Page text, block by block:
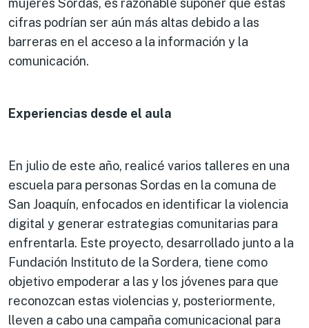
mujeres Sordas, es razonable suponer que estas
cifras podrían ser aún más altas debido a las
barreras en el acceso a la información y la
comunicación.
Experiencias desde el aula
En julio de este año, realicé varios talleres en una
escuela para personas Sordas en la comuna de
San Joaquín, enfocados en identificar la violencia
digital y generar estrategias comunitarias para
enfrentarla. Este proyecto, desarrollado junto a la
Fundación Instituto de la Sordera, tiene como
objetivo empoderar a las y los jóvenes para que
reconozcan estas violencias y, posteriormente,
lleven a cabo una campaña comunicacional para